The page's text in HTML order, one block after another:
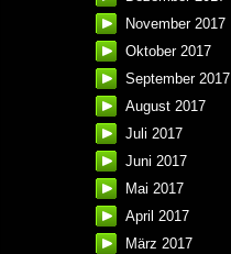
November 2017
Oktober 2017
September 2017
August 2017
Juli 2017
Juni 2017
Mai 2017
April 2017
März 2017